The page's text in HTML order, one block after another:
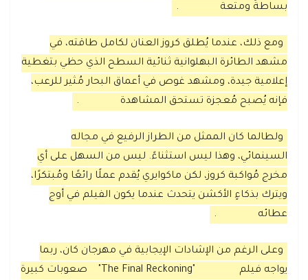
بساطةً ومتعة
.
ومع ذلك، عندما يُطلق كروز العنان لكامل طاقته، في
مشهد الطائرة البهلوانية ثنائية السطح الذي حظي بتغطية
إعلامية جيدة، ومشهد غوص في أعماق البحار مُثير للرعب،
فإنه يُصبح مُعجزة تستحق المشاهدة
.
ولطالما كان الممثل من الطراز الرفيع في مجاله
السينمائي، وهذا ليس استثناءً. ليس من السهل على أي
مخرج مُواكبة كروز، لكن ماكوايري يُقدم عملًا رائعًا ومُبتكرًا،
ويترك بذكاءٍ الأكشن يتحدث عندما يكون الفيلم في أوج
عطائه
.
وعلى الرغم من الإشادات الإيجابية في مهرجان كان، ربما
يواجه فيلم
صعوبات كبيرة